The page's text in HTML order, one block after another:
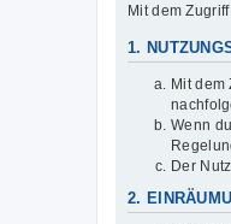
Mit dem
1.
Mit dem
Wenn
Der
2.